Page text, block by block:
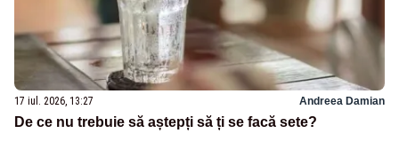
17 iul. 2026, 13:27 Andreea Damian
De ce nu trebuie să aștepți să ți se facă sete?